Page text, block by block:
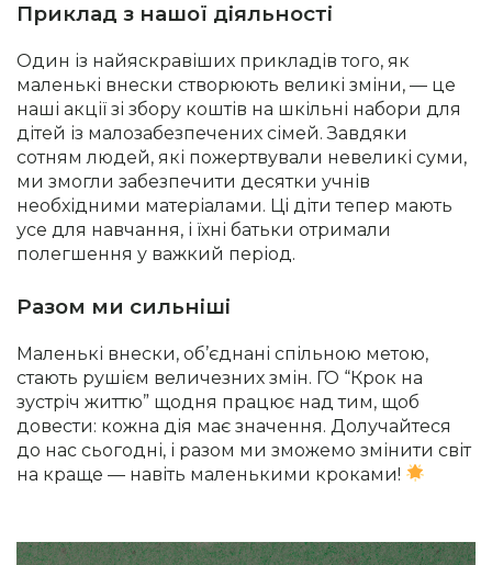
Приклад з нашої діяльності
Один із найяскравіших прикладів того, як
маленькі внески створюють великі зміни, — це
наші акції зі збору коштів на шкільні набори для
дітей із малозабезпечених сімей. Завдяки
сотням людей, які пожертвували невеликі суми,
ми змогли забезпечити десятки учнів
необхідними матеріалами. Ці діти тепер мають
усе для навчання, і їхні батьки отримали
полегшення у важкий період.
Разом ми сильніші
Маленькі внески, об’єднані спільною метою,
стають рушієм величезних змін. ГО “Крок на
зустріч життю” щодня працює над тим, щоб
довести: кожна дія має значення. Долучайтеся
до нас сьогодні, і разом ми зможемо змінити світ
на краще — навіть маленькими кроками!